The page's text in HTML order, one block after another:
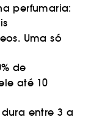
perfumaria:
Uma só
de
até 10
entre 3 a